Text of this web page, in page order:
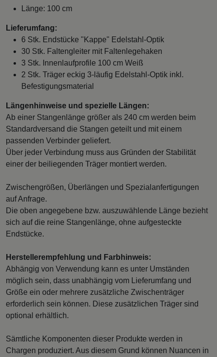
Länge: 100 cm
Lieferumfang:
6 Stk. Endstücke "Kappe" Edelstahl-Optik
30 Stk. Faltengleiter mit Faltenlegehaken
3 Stk. Innenlaufprofile 100 cm Weiß
2 Stk. Träger eckig 3-läufig Edelstahl-Optik inkl.
Befestigungsmaterial
Längenhinweise und spezielle Längen:
Ab einer Stangenlänge größer als 240 cm werden beim
Standardversand die Stangen geteilt und mit einem
passenden Verbinder geliefert.
Über jeder Verbindung muss aus Gründen der Stabilität
einer der beiliegenden Träger montiert werden.
Zwischengrößen, Überlängen und Spezialanfertigungen
auf Anfrage.
Die oben angegebene bzw. auszuwählende Länge bezieht
sich auf die reine Stangenlänge, ohne aufgesteckte
Endstücke.
Herstellerempfehlung und Farbhinweis:
Abhängig von Verwendung kann es unter Umständen
möglich sein, dass unabhängig vom Lieferumfang und
Größe ein oder mehrere zusätzliche Zwischenträger
erforderlich sein können. Diese zusätzlichen Träger sind
optional erhältlich.
Sämtliche Komponenten dieser Produkte werden in
Chargen produziert. Aus diesem Grund können Nuancen in